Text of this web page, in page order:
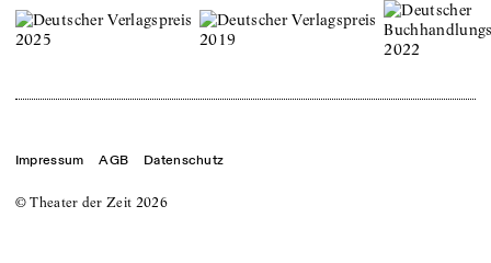
© Theater der Zeit 2026
Impressum AGB Datenschutz